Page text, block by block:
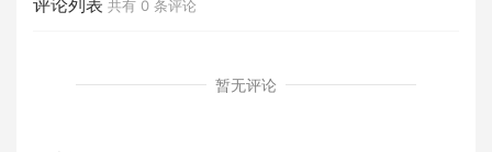
共有 0 条评论
暂无评论